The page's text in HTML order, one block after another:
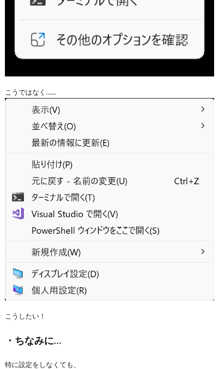
こうではなく……
こうしたい！
・ちなみに…
特に設定をしなくても、